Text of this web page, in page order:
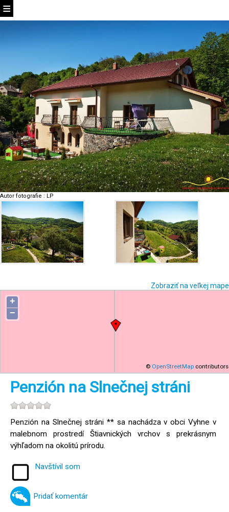
Autor fotografie : LP
Zobraziť na veľkej mape
+
−
© OpenStreetMap contributors
Penzión na Slnečnej stráni
Penzión na Slnečnej stráni ** sa nachádza v obci Vyhne v
malebnom prostredí Štiavnických vrchov s prekrásnym
výhľadom na okolitú prírodu.
Navštívil som
Pridať komentár